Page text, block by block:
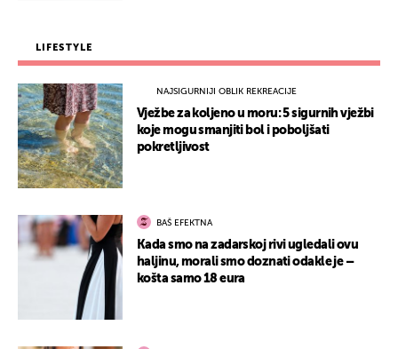
LIFESTYLE
NAJSIGURNIJI OBLIK REKREACIJE
Vježbe za koljeno u moru: 5 sigurnih vježbi
koje mogu smanjiti bol i poboljšati
pokretljivost
BAŠ EFEKTNA
Kada smo na zadarskoj rivi ugledali ovu
haljinu, morali smo doznati odakle je –
košta samo 18 eura